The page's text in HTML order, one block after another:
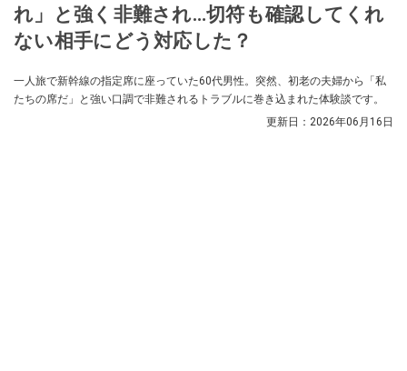
れ」と強く非難され…切符も確認してくれ
ない相手にどう対応した？
一人旅で新幹線の指定席に座っていた60代男性。突然、初老の夫婦から「私
たちの席だ」と強い口調で非難されるトラブルに巻き込まれた体験談です。
更新日： 2026年06月16日